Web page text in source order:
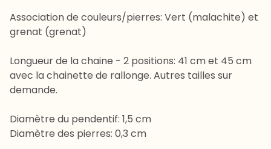
Association de couleurs/pierres: Vert (malachite) et
grenat (grenat)
Longueur de la chaine - 2 positions: 41 cm et 45 cm
avec la chainette de rallonge. Autres tailles sur
demande.
Diamètre du pendentif: 1,5 cm
Diamètre des pierres: 0,3 cm